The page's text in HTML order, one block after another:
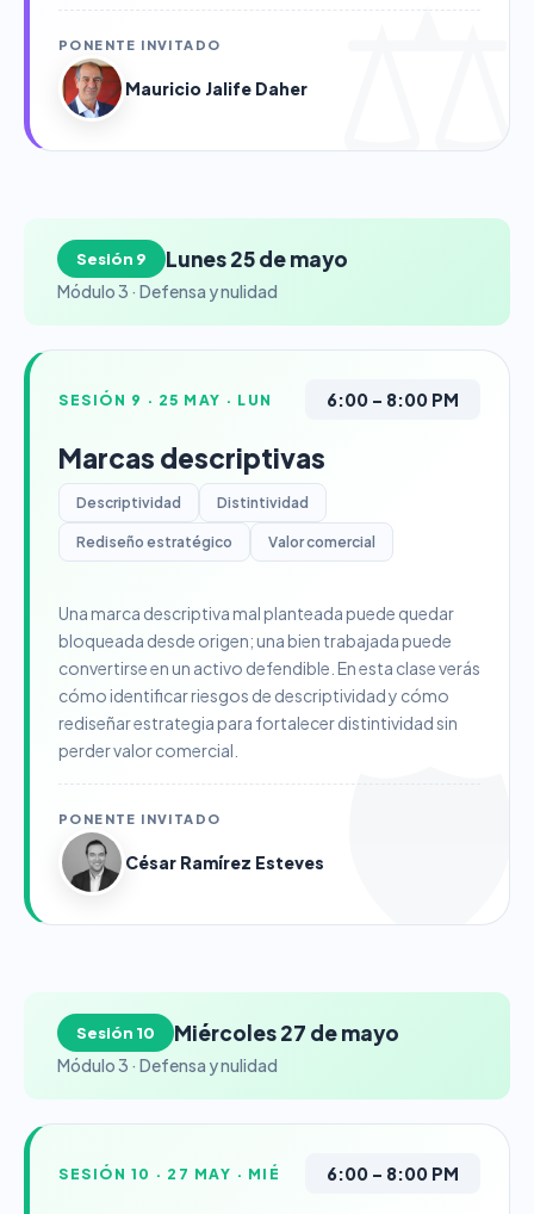
PONENTE INVITADO
Mauricio Jalife Daher
Sesión 9 Lunes 25 de mayo
Módulo 3 · Defensa y nulidad
SESIÓN 9 · 25 MAY · LUN 6:00 – 8:00 PM
Marcas descriptivas
Descriptividad Distintividad
Rediseño estratégico Valor comercial
Una marca descriptiva mal planteada puede quedar
bloqueada desde origen; una bien trabajada puede
convertirse en un activo defendible. En esta clase verás
cómo identificar riesgos de descriptividad y cómo
rediseñar estrategia para fortalecer distintividad sin
perder valor comercial.
PONENTE INVITADO
César Ramírez Esteves
Sesión 10 Miércoles 27 de mayo
Módulo 3 · Defensa y nulidad
SESIÓN 10 · 27 MAY · MIÉ 6:00 – 8:00 PM